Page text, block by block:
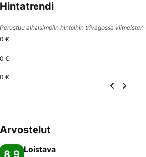
Hintatrendi
Perustuu alhaisimpiin hintoihin trivagossa
0 €
0 €
0 €
Arvostelut
8,9 Loistava